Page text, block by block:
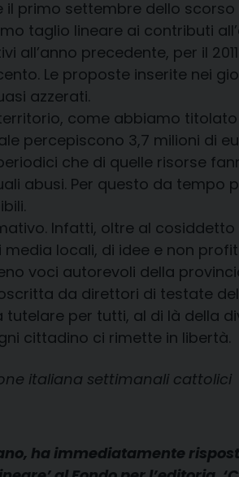
il primo settembre dello
taglio lineare ai contributi
precedente, per il
Le proposte inserite nei
azzerati.
come abbiamo
percepiscono 3,7 milioni di
che di quelle risorse
abusi. Per questo da tempo
Infatti, oltre al
locali, di idee e non
voci autorevoli della
da direttori di testate
tutelare per tutti, al di là della
cittadino ci rimette in libertà.
italiana settimanali cattolici
ha immediatamente